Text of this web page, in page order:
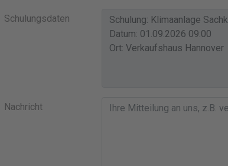
Schulungsdaten
Nachricht